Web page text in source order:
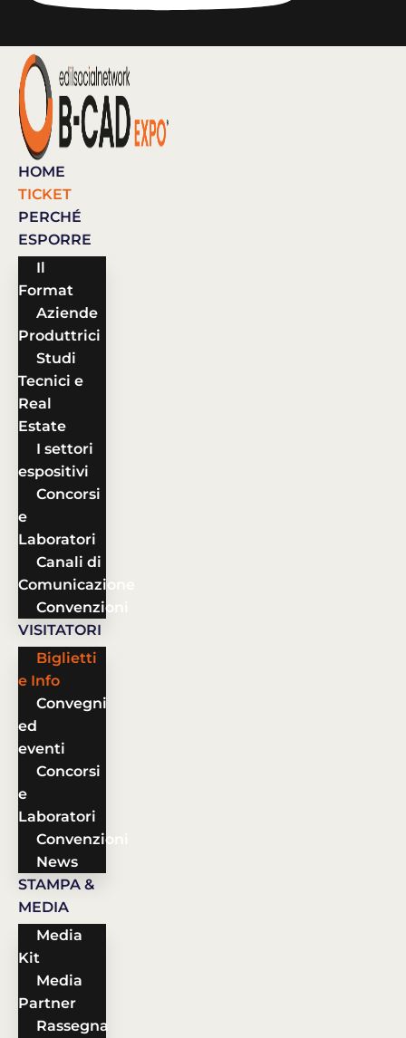
HOME
TICKET
PERCHÉ
ESPORRE
Il
Format
Aziende
Produttrici
Studi
Tecnici e
Real
Estate
I settori
espositivi
Concorsi
e
Laboratori
Canali di
Comunicazione
Convenzioni
VISITATORI
Biglietti
e Info
Convegni
ed
eventi
Concorsi
e
Laboratori
Convenzioni
News
STAMPA &
MEDIA
Media
Kit
Media
Partner
Rassegna